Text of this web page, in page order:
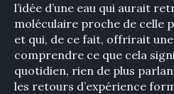
l’idée d’une eau qui aurait
moléculaire proche de celle
et qui, de ce fait, offrirait
comprendre ce que cela
quotidien, rien de plus
les retours d’expérience